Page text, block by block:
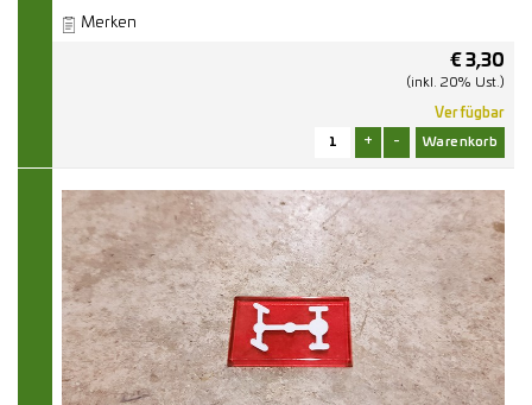
Merken
€3,30
(inkl. 20% Ust.)
Verfügbar
+ -